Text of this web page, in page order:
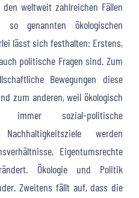
weltweit zahlreichen Fällen
genannten ökologischen
lässt sich festhalten: Erstens,
politische Fragen sind. Zum
Bewegungen diese
zum anderen, weil ökologisch
immer sozial-politische
werden
Eigentumsrechte
Ökologie und Politik
Zweitens fällt auf, dass die